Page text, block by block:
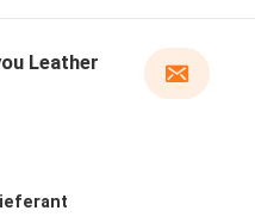
Leather